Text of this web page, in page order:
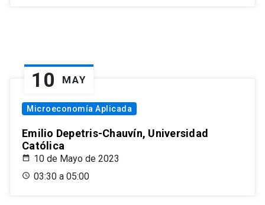
10 MAY
Microeconomía Aplicada
Emilio Depetris-Chauvín, Universidad
Católica
10 de Mayo de 2023
03:30 a 05:00